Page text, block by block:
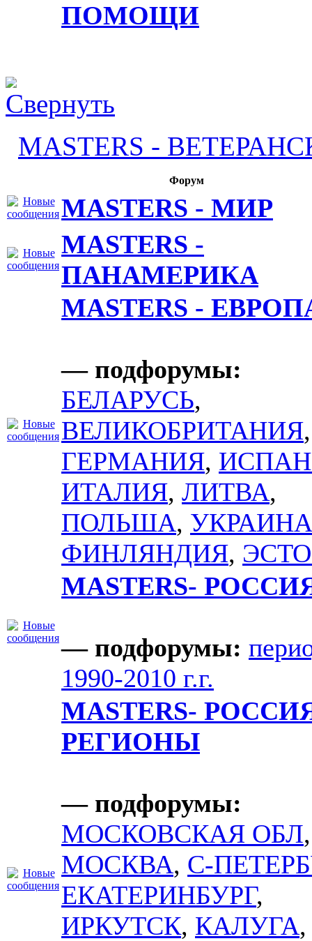
ПОМОЩИ
MASTERS -
Форум
MASTERS - МИР
MASTERS -
ПАНАМЕРИКА
MASTERS -
— подфорумы:
БЕЛАРУСЬ,
ВЕЛИКОБРИТАНИЯ,
ГЕРМАНИЯ,
ИТАЛИЯ, ЛИТВА,
ПОЛЬША, УКРАИНА
ФИНЛЯНДИЯ,
MASTERS-
— подфорумы:
1990-2010 г.г.
MASTERS-
РЕГИОНЫ
— подфорумы:
МОСКОВСКАЯ ОБЛ,
МОСКВА, С-
ЕКАТЕРИНБУРГ,
ИРКУТСК, КАЛУГА,